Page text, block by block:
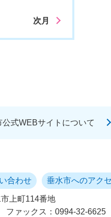
次月
公式WEBサイトについて
合わせ 垂水市へのアク
上町114番地
ファックス：0994-32-6625